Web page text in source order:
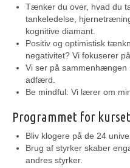
Tænker du over, hvad du
tankeledelse,
kognitive diamant.
Positiv og optimistisk
negativitet? Vi fokuserer på
Vi ser på sammenhængen
adfærd.​
Be mindful: Vi lærer om
Programmet for
Bliv klogere på de 24
Brug af styrker skaber
andres styrker.